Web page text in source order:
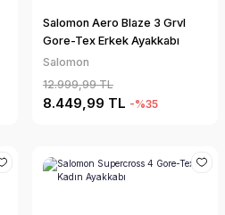
Salomon Aero Blaze 3 Grvl
Gore-Tex Erkek Ayakkabı
Salomon
12.999,99 TL
8.449,99 TL -%35